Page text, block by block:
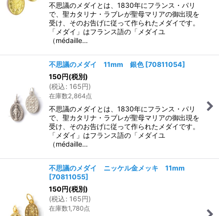
不思議のメダイとは、1830年にフランス・パリ
で、聖カタリナ・ラブレが聖母マリアの御出現を
受け、そのお告げに従って作られたメダイです。
「メダイ」はフランス語の「メダイユ
（médaille…
不思議のメダイ 11mm 銀色 [70811054]
150円(税別)
(税込: 165円)
在庫数2,864点
不思議のメダイとは、1830年にフランス・パリ
で、聖カタリナ・ラブレが聖母マリアの御出現を
受け、そのお告げに従って作られたメダイです。
「メダイ」はフランス語の「メダイユ
（médaille…
不思議のメダイ ニッケル金メッキ 11mm
[70811055]
150円(税別)
(税込: 165円)
在庫数1,780点